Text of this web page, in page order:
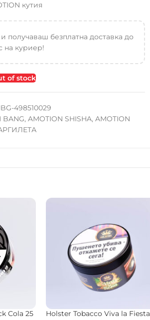
кутия
получаваш безплатна доставка до
на куриер!
of stock
498510029
BANG, AMOTION SHISHA, AMOTION
ANDA Tobacco Blue Toteta 50